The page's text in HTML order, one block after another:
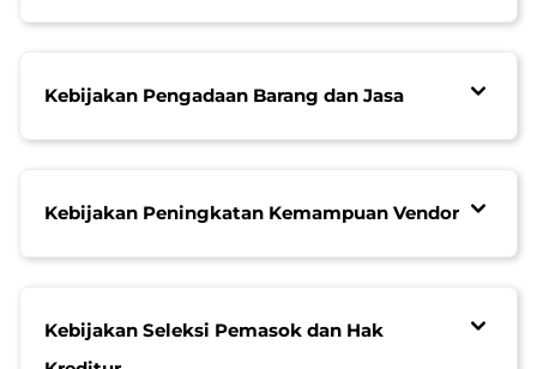
Kebijakan Pengadaan Barang dan Jasa
Kebijakan Peningkatan Kemampuan Vendor
Kebijakan Seleksi Pemasok dan Hak